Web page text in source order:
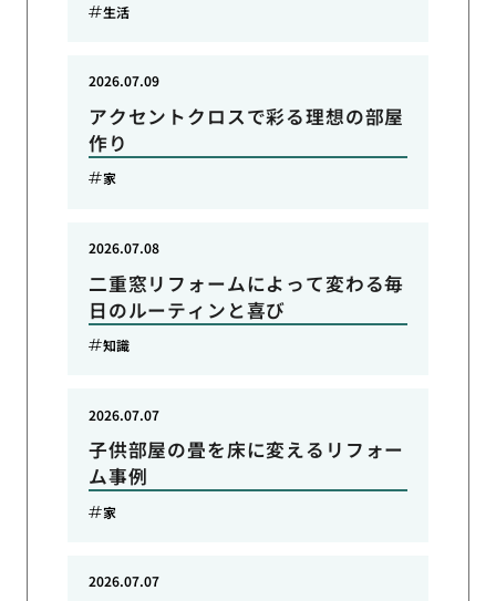
生活
アクセントクロスで彩る理想の部屋
作り
2026.07.09
家
二重窓リフォームによって変わる毎
日のルーティンと喜び
2026.07.08
知識
子供部屋の畳を床に変えるリフォー
ム事例
2026.07.07
家
2026.07.07